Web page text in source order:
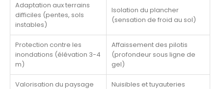
Adaptation aux terrains
difficiles (pentes, sols
instables)
Isolation du plancher
(sensation de froid au sol)
Protection contre les
inondations (élévation 3-4
m)
Affaissement des pilotis
(profondeur sous ligne de
gel)
Valorisation du paysage
Nuisibles et tuyauteries